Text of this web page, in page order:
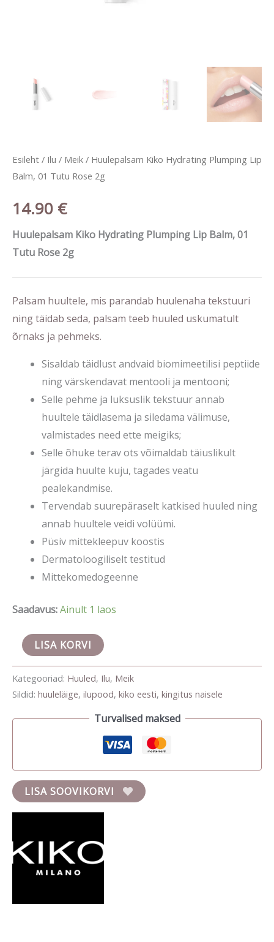
Esileht / Ilu / Meik / Huulepalsam Kiko Hydrating Plumping Lip
Balm, 01 Tutu Rose 2g
14.90 €
Huulepalsam Kiko Hydrating Plumping Lip Balm, 01
Tutu Rose 2g
Palsam huultele, mis parandab huulenaha tekstuuri
ning täidab seda, palsam teeb huuled uskumatult
õrnaks ja pehmeks.
Sisaldab täidlust andvaid biomimeetilisi peptiide
ning värskendavat mentooli ja mentooni;
Selle pehme ja luksuslik tekstuur annab
huultele täidlasema ja siledama välimuse,
valmistades need ette meigiks;
Selle õhuke terav ots võimaldab täiuslikult
järgida huulte kuju, tagades veatu
pealekandmise.
Tervendab suurepäraselt katkised huuled ning
annab huultele veidi volüümi.
Püsiv mittekleepuv koostis
Dermatoloogiliselt testitud
Mittekomedogeenne
Saadavus:Ainult 1 laos
LISA KORVI
Kategooriad: Huuled, Ilu, Meik
Sildid: huuleläige, ilupood, kiko eesti, kingitus naisele
Turvalised maksed
LISA SOOVIKORVI